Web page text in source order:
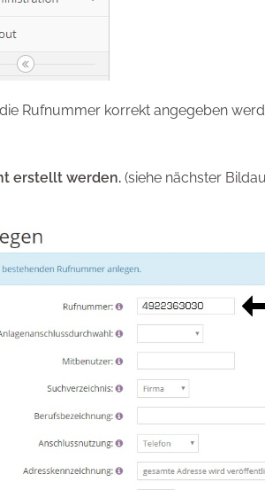
Rufnummer korrekt angegeben
erstellt werden. (siehe nächster